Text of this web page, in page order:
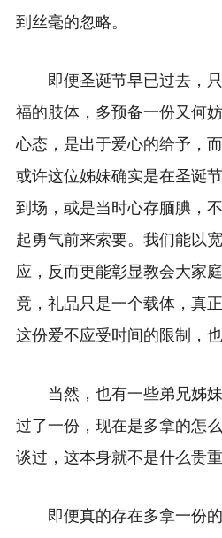
到丝毫的忽略。
即便圣诞节早已过去，
福的肢体，多预备一份又何
心态，是出于爱心的给予，
或许这位姊妹确实是在圣诞
到场，或是当时心存腼腆，
起勇气前来索要。我们能以
应，反而更能彰显教会大家
竟，礼品只是一个载体，真
这份爱不应受时间的限制，
当然，也有一些弟兄姊
过了一份，现在是多拿的怎
谈过，这本身就不是什么贵重
即便真的存在多拿一份